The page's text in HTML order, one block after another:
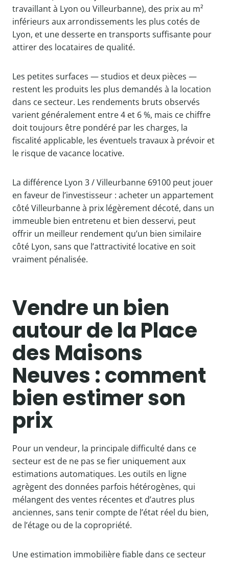
travaillant à Lyon ou Villeurbanne), des prix au m²
inférieurs aux arrondissements les plus cotés de
Lyon, et une desserte en transports suffisante pour
attirer des locataires de qualité.
Les petites surfaces — studios et deux pièces —
restent les produits les plus demandés à la location
dans ce secteur. Les rendements bruts observés
varient généralement entre 4 et 6 %, mais ce chiffre
doit toujours être pondéré par les charges, la
fiscalité applicable, les éventuels travaux à prévoir et
le risque de vacance locative.
La différence Lyon 3 / Villeurbanne 69100 peut jouer
en faveur de l’investisseur : acheter un appartement
côté Villeurbanne à prix légèrement décoté, dans un
immeuble bien entretenu et bien desservi, peut
offrir un meilleur rendement qu’un bien similaire
côté Lyon, sans que l’attractivité locative en soit
vraiment pénalisée.
Vendre un bien
autour de la Place
des Maisons
Neuves : comment
bien estimer son
prix
Pour un vendeur, la principale difficulté dans ce
secteur est de ne pas se fier uniquement aux
estimations automatiques. Les outils en ligne
agrègent des données parfois hétérogènes, qui
mélangent des ventes récentes et d’autres plus
anciennes, sans tenir compte de l’état réel du bien,
de l’étage ou de la copropriété.
Une estimation immobilière fiable dans ce secteur